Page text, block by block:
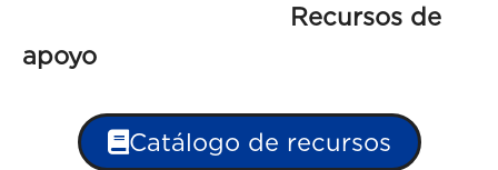
Recursos de
Catálogo de recursos